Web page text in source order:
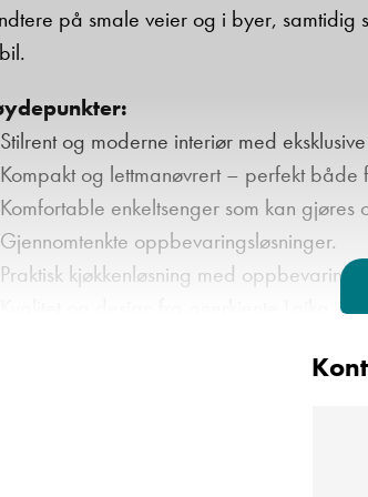
på smale veier og i byer, samtidig
og moderne interiør med
og lettmanøvrert – perfekt både
enkeltsenger som kan gjøres
oppbevaringsløsninger.
kjøkkenløsning med oppbevaring